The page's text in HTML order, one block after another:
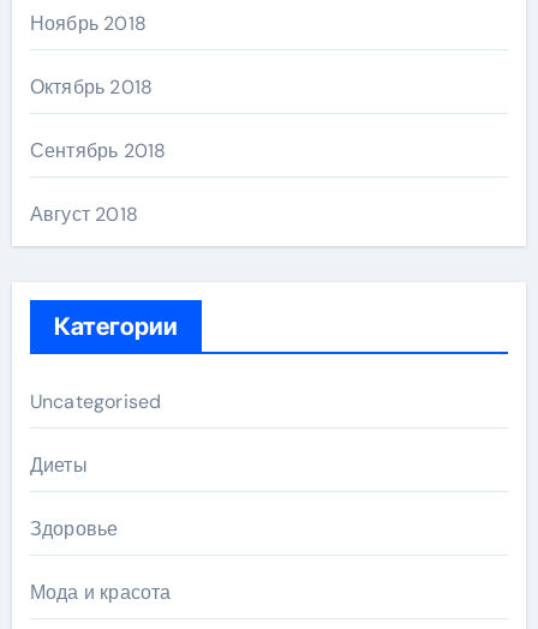
Ноябрь 2018
Октябрь 2018
Сентябрь 2018
Август 2018
Категории
Uncategorised
Диеты
Здоровье
Мода и красота